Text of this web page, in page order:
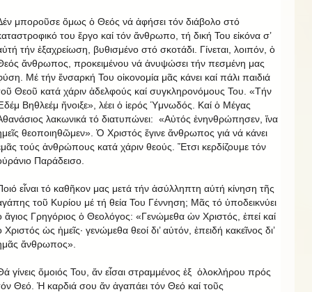
μποροῦσε ὅμως ὁ Θεός νά ἀφήσει τόν διάβολο στό
του ἔργο καί τόν ἄνθρωπο, τή δική Του εἰκόνα σ’
τήν ἐξαχρείωση, βυθισμένο στό σκοτάδι. Γίνεται, λοιπόν, ὁ
ἄνθρωπος, προκειμένου νά ἀνυψώσει τήν πεσμένη μας
Μέ τήν ἔνσαρκή Του οἰκονομία μᾶς κάνει καί πάλι παιδιά
Θεοῦ κατά χάριν ἀδελφούς καί συγκληρονόμους Του. «Τήν
Βηθλεέμ ἤνοιξε», λέει ὁ ἱερός Ὑμνωδός. Καί ὁ Μέγας
λακωνικά τό διατυπώνει: «Αὐτός ἐνηνθρώπησεν, ἵνα
θεοποιηθῶμεν». Ὁ Χριστός ἔγινε ἄνθρωπος γιά νά κάνει
τούς ἀνθρώπους κατά χάριν θεούς. Ἔτσι κερδίζουμε τόν
Παράδεισο.
εἶναι τό καθῆκον μας μετά τήν ἀσύλληπτη αύτή κίνηση τῆς
τοῦ Κυρίου μέ τή θεία Του Γέννηση; Μᾶς τό ὑποδεικνύει
ἅγιος Γρηγόριος ὁ Θεολόγος: «Γενώμεθα ὡν Χριστός, ἐπεί καί
Χριστός ὡς ἡμεῖς· γενώμεθα θεοί δι’ αὐτόν, ἐπειδή κακεῖνος δι’
ἄνθρωπος».
γίνεις ὅμοιός Του, ἄν εἶσαι στραμμένος ἐξ ὁλοκλήρου πρός
Θεό. Ἡ καρδιά σου ἄν ἀγαπάει τόν Θεό καί τοῦς